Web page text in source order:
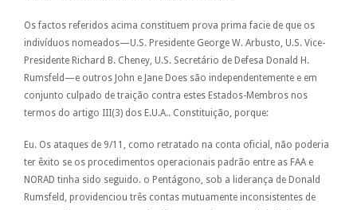
Os factos referidos acima constituem prova prima facie de que os
indivíduos nomeados—U.S. Presidente George W. Arbusto, U.S. Vice-
Presidente Richard B. Cheney, U.S. Secretário de Defesa Donald H.
Rumsfeld—e outros John e Jane Does são independentemente e em
conjunto culpado de traição contra estes Estados-Membros nos
termos do artigo III(3) dos E.U.A.. Constituição, porque:
Eu. Os ataques de 9/11, como retratado na conta oficial, não poderia
ter êxito se os procedimentos operacionais padrão entre as FAA e
NORAD tinha sido seguido. o Pentágono, sob a liderança de Donald
Rumsfeld, providenciou três contas mutuamente inconsistentes de